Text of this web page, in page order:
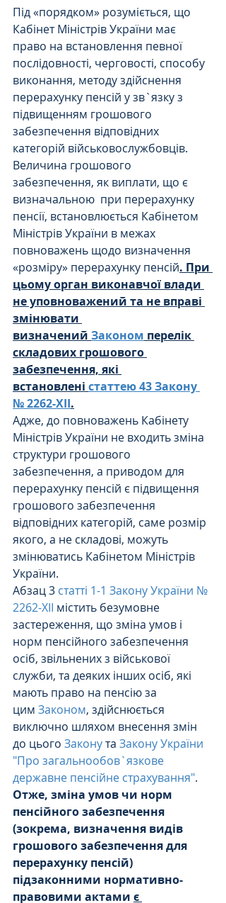
Під «порядком» розуміється, що
Кабінет Міністрів України має
право на встановлення певної
послідовності, черговості, способу
виконання, методу здійснення
перерахунку пенсій у зв`язку з
підвищенням грошового
забезпечення відповідних
категорій військовослужбовців.
Величина грошового
забезпечення, як виплати, що є
визначальною  при перерахунку
пенсії, встановлюється Кабінетом
Міністрів України в межах
повноважень щодо визначення
«розміру» перерахунку пенсій. При
цьому орган виконавчої влади
не уповноважений та не вправі
змінювати
визначений Законом перелік
складових грошового
забезпечення, які
встановлені статтею 43 Закону
№ 2262-XII.
Адже, до повноважень Кабінету
Міністрів України не входить зміна
структури грошового
забезпечення, а приводом для
перерахунку пенсій є підвищення
грошового забезпечення
відповідних категорій, саме розмір
якого, а не складові, можуть
змінюватись Кабінетом Міністрів
України.
Абзац 3 статті 1-1 Закону України №
2262-XII містить безумовне
застереження, що зміна умов і
норм пенсійного забезпечення
осіб, звільнених з військової
служби, та деяких інших осіб, які
мають право на пенсію за
цим Законом, здійснюється
виключно шляхом внесення змін
до цього Закону та Закону України
"Про загальнообов`язкове
державне пенсійне страхування".
Отже, зміна умов чи норм
пенсійного забезпечення
(зокрема, визначення видів
грошового забезпечення для
перерахунку пенсій)
підзаконними нормативно-
правовими актами є